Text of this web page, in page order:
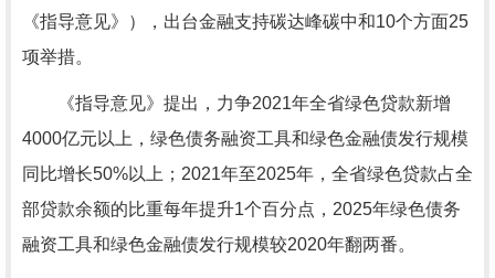
《指导意见》），出台金融支持碳达峰碳中和10个方面25
项举措。
《指导意见》提出，力争2021年全省绿色贷款新增
4000亿元以上，绿色债务融资工具和绿色金融债发行规模
同比增长50%以上；2021年至2025年，全省绿色贷款占全
部贷款余额的比重每年提升1个百分点，2025年绿色债务
融资工具和绿色金融债发行规模较2020年翻两番。